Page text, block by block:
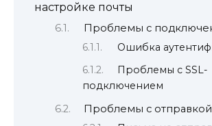
настройке почты
Проблемы с
Ошибка
Проблемы с SSL-
подключением
Проблемы с